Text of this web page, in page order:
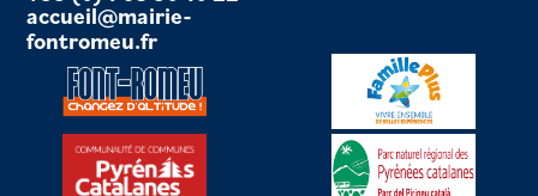
accueil@mairie-
fontromeu.fr